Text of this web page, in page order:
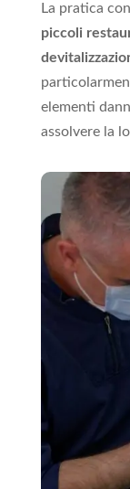
La pratica
piccoli
elementi
assolvere la